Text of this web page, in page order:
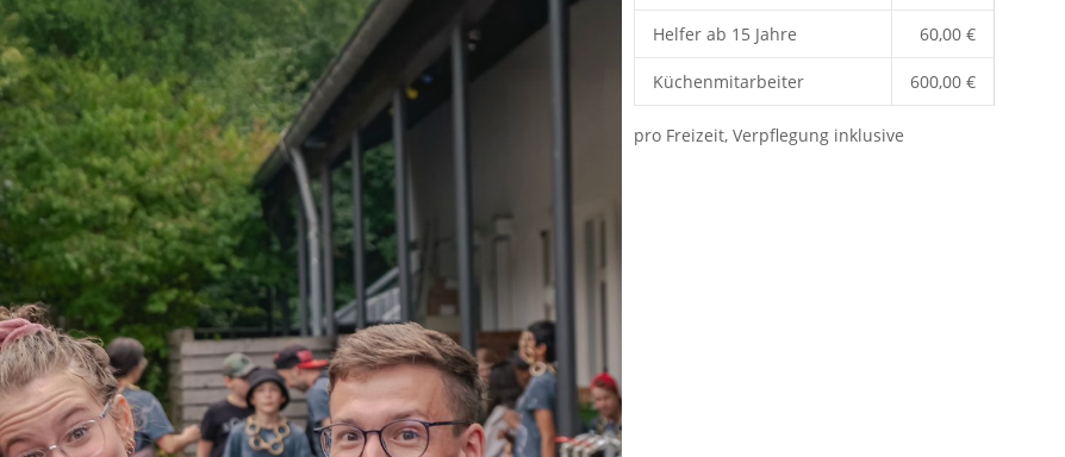
Helfer ab 15 Jahre 60,00 €
Küchenmitarbeiter 600,00 €
pro Freizeit, Verpflegung inklusive